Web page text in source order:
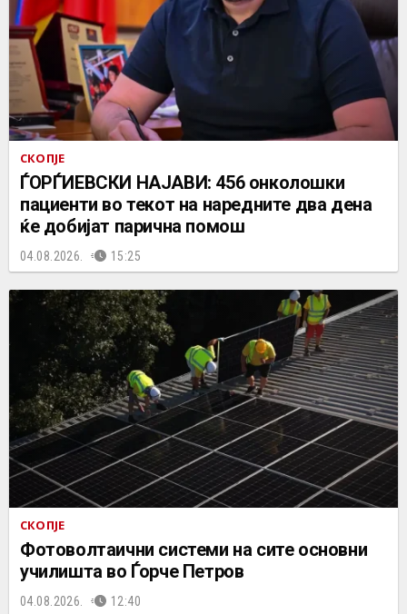
СКОПЈЕ
ЃОРЃИЕВСКИ НАЈАВИ: 456 онколошки
пациенти во текот на наредните два дена
ќе добијат парична помош
04.08.2026. 15:25
СКОПЈЕ
Фотоволтаични системи на сите основни
училишта во Ѓорче Петров
04.08.2026. 12:40